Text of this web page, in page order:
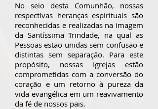
No seio desta Comunhão, nossas
respectivas heranças espirituais são
reconhecidas e realizadas na imagem
da Santíssima Trindade, na qual as
Pessoas estão unidas sem confusão e
distintas sem separação. Para este
propósito, nossas Igrejas estão
comprometidas com a conversão do
coração e um retorno à pureza da
vida evangélica em um reavivamento
da fé de nossos pais.